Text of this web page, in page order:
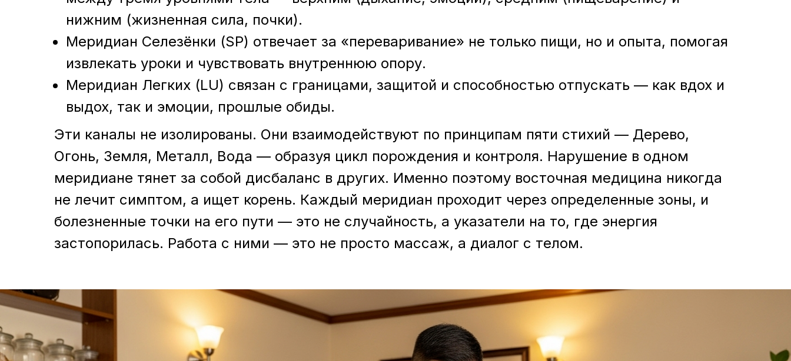
нижним (жизненная сила, почки).
Меридиан Селезёнки (SP) отвечает за «переваривание» не только пищи, но и опыта, помогая
извлекать уроки и чувствовать внутреннюю опору.
Меридиан Легких (LU) связан с границами, защитой и способностью отпускать — как вдох и
выдох, так и эмоции, прошлые обиды.
Эти каналы не изолированы. Они взаимодействуют по принципам пяти стихий — Дерево,
Огонь, Земля, Металл, Вода — образуя цикл порождения и контроля. Нарушение в одном
меридиане тянет за собой дисбаланс в других. Именно поэтому восточная медицина никогда
не лечит симптом, а ищет корень. Каждый меридиан проходит через определенные зоны, и
болезненные точки на его пути — это не случайность, а указатели на то, где энергия
застопорилась. Работа с ними — это не просто массаж, а диалог с телом.